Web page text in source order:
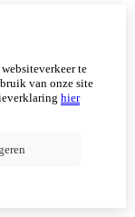
S23
te
van onze site
hier